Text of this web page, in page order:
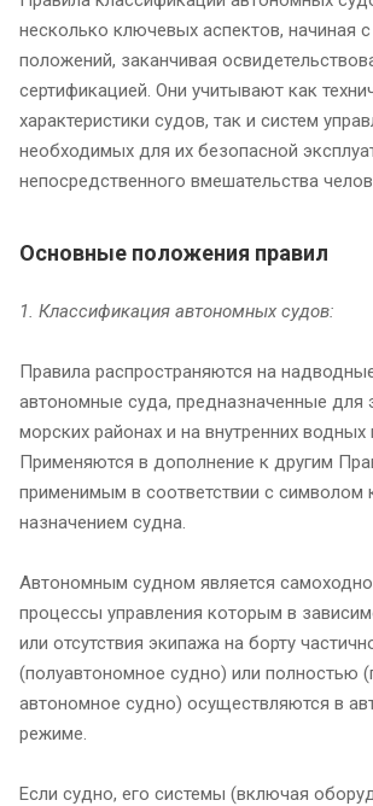
несколько ключевых аспектов, начиная
положений, заканчивая
сертификацией. Они учитывают как
характеристики судов, так и систем
необходимых для их безопасной
непосредственного вмешательства
Основные положения правил
1. Классификация автономных судов:
Правила распространяются на
автономные суда, предназначенные для
морских районах и на внутренних водных
Применяются в дополнение к другим
применимым в соответствии с символом
назначением судна.
Автономным судном является
процессы управления которым в
или отсутствия экипажа на борту
(полуавтономное судно) или полностью
автономное судно) осуществляются в
режиме.
Если судно, его системы (включая